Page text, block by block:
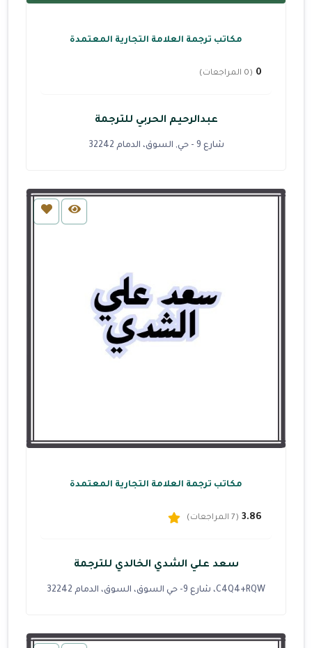
مكاتب ترجمة العلامة التجارية المعتمدة
0 (0 المراجعات)
عبدالرحيم الحربي للترجمة
شارع 9 - حي, السوق، الدمام 32242
مكاتب ترجمة العلامة التجارية المعتمدة
3.86 (7 المراجعات)
سعد علي الشدي الخالدي للترجمة
C4Q4+RQW، شارع 9- حي السوق، السوق، الدمام 32242